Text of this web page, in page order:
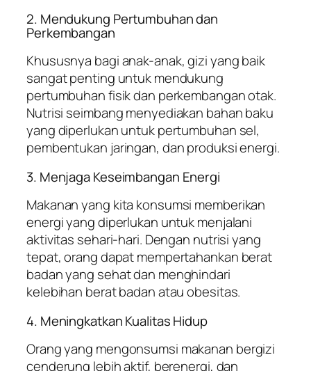
2. Mendukung Pertumbuhan dan
Perkembangan
Khususnya bagi anak-anak, gizi yang baik
sangat penting untuk mendukung
pertumbuhan fisik dan perkembangan otak.
Nutrisi seimbang menyediakan bahan baku
yang diperlukan untuk pertumbuhan sel,
pembentukan jaringan, dan produksi energi.
3. Menjaga Keseimbangan Energi
Makanan yang kita konsumsi memberikan
energi yang diperlukan untuk menjalani
aktivitas sehari-hari. Dengan nutrisi yang
tepat, orang dapat mempertahankan berat
badan yang sehat dan menghindari
kelebihan berat badan atau obesitas.
4. Meningkatkan Kualitas Hidup
Orang yang mengonsumsi makanan bergizi
cenderung lebih aktif, berenergi, dan